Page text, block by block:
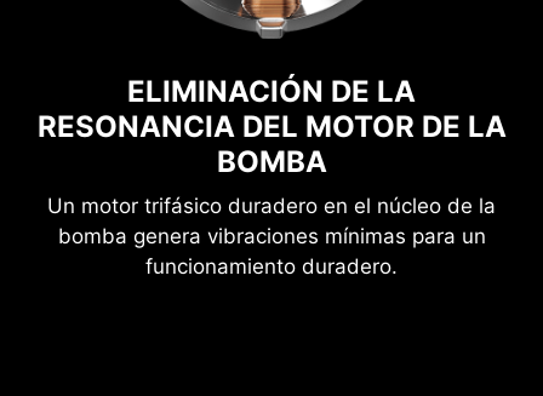
ELIMINACIÓN DE LA
RESONANCIA DEL MOTOR DE LA
BOMBA
Un motor trifásico duradero en el núcleo de la
bomba genera vibraciones mínimas para un
funcionamiento duradero.